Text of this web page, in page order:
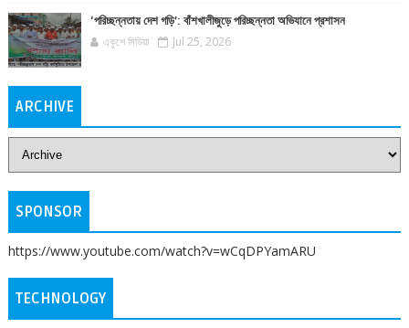
‘পরিচ্ছন্নতায় দেশ গড়ি’: বাঁশখালীজুড়ে পরিচ্ছন্নতা অভিযানে প্রশাসন
একুশে মিডিয়া Jul 25, 2026
ARCHIVE
SPONSOR
https://www.youtube.com/watch?v=wCqDPYamARU
TECHNOLOGY